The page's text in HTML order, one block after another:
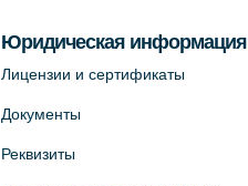
Юридическая информация
Лицензии и сертификаты
Документы
Реквизиты